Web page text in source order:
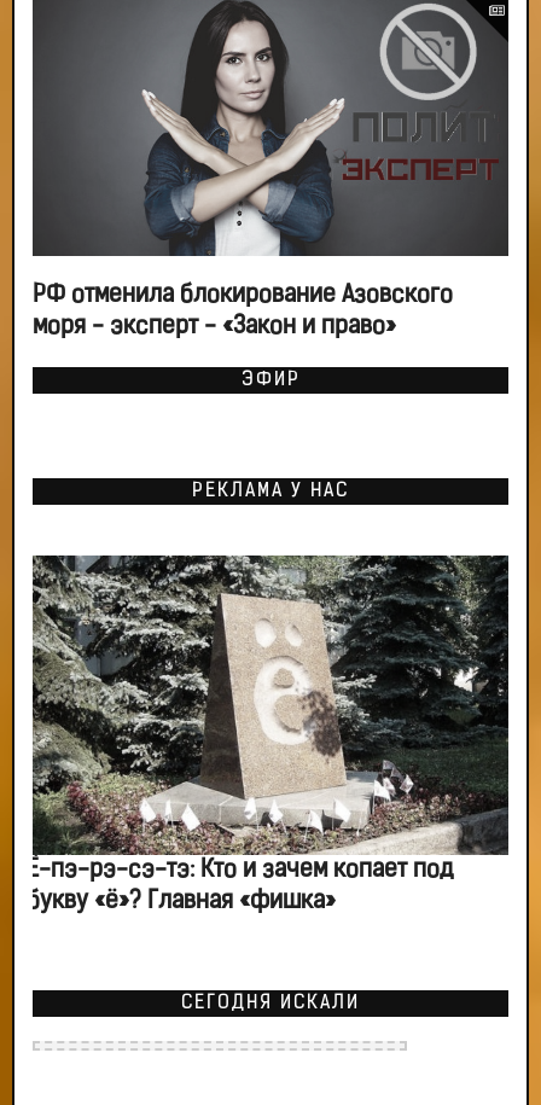
РФ отменила блокирование Азовского
моря - эксперт - «Закон и право»
ЭФИР
РЕКЛАМА У НАС
Ё-пэ-рэ-сэ-тэ: Кто и зачем копает под
букву «ё»? Главная «фишка»
СЕГОДНЯ ИСКАЛИ